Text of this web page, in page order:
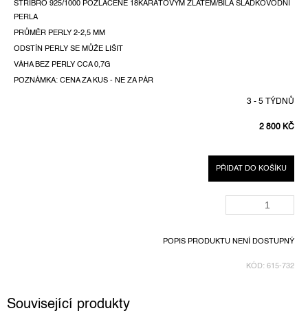
2 800 KČ
CENA:
3 - 5 TÝDNŮ
PŘIDAT DO KOŠÍKU
STŘÍBRO 925/1000 POZLACENÉ 18KARÁTOVÝM ZLATEM/BÍLÁ SLADKOVODNÍ
PERLA
PRŮMĚR PERLY 2-2,5 MM
ODSTÍN PERLY SE MŮŽE LIŠIT
VÁHA BEZ PERLY CCA 0,7G
POZNÁMKA: CENA ZA KUS - NE ZA PÁR
POPIS PRODUKTU NENÍ DOSTUPNÝ
KÓD: 615-732
Související produkty